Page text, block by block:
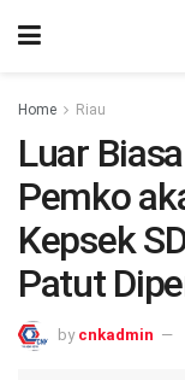
Home Riau
Luar
Pemko
Kepsek
Patut
by cnkadmin